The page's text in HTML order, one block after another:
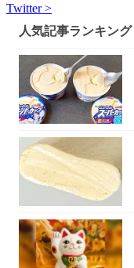
Twitter >
人気記事ランキング